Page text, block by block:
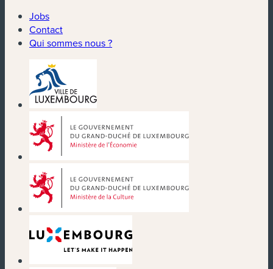
Jobs
Contact
Qui sommes nous ?